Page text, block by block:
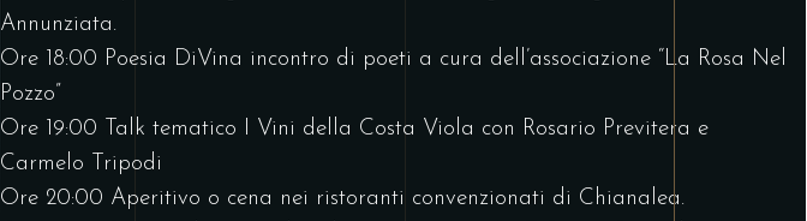
Annunziata.
Ore 18:00 Poesia DiVina incontro di poeti a cura dell’associazione “La Rosa Nel
Pozzo”
Ore 19:00 Talk tematico I Vini della Costa Viola con Rosario Previtera e
Carmelo Tripodi
Ore 20:00 Aperitivo o cena nei ristoranti convenzionati di Chianalea.